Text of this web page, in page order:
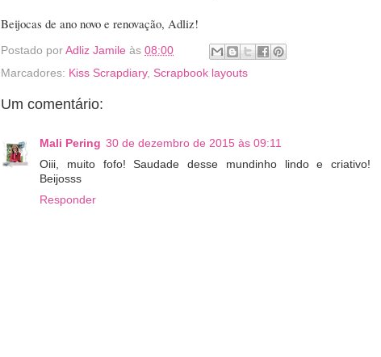
Beijocas de ano novo e renovação, Adliz!
Postado por Adliz Jamile às 08:00
Marcadores: Kiss Scrapdiary, Scrapbook layouts
Um comentário:
Mali Pering 30 de dezembro de 2015 às 09:11
Oiii, muito fofo! Saudade desse mundinho lindo e criativo!
Beijosss
Responder